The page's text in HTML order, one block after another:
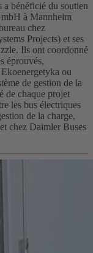
bénéficié du soutien
à Mannheim
chez
Projects) et ses
Ils ont coordonné
éprouvés,
ou
de gestion de la
de chaque projet
les bus électriques
de la charge,
chez Daimler Buses